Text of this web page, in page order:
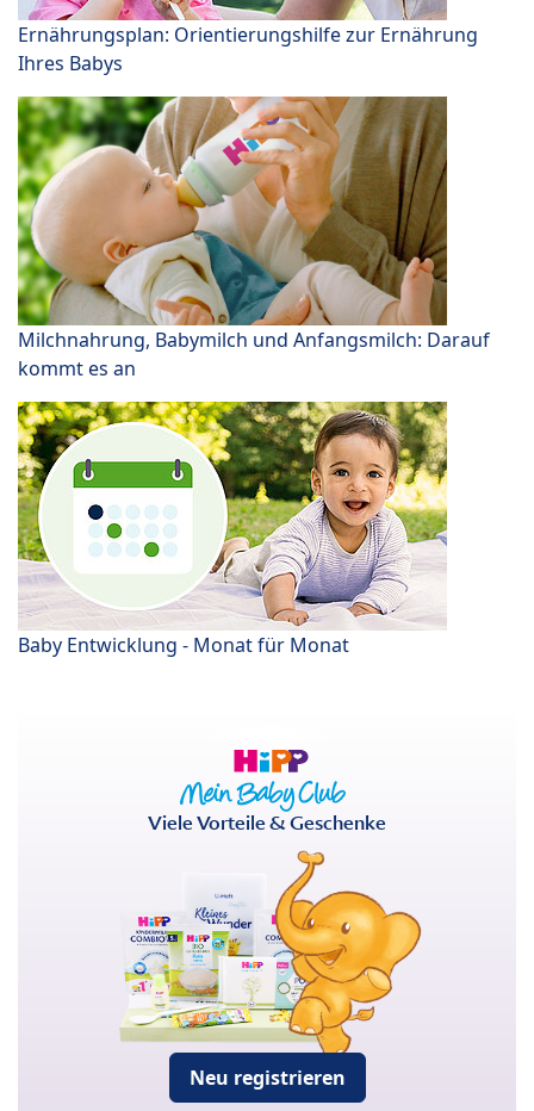
Ernährungsplan: Orientierungshilfe zur Ernährung
Ihres Babys
Milchnahrung, Babymilch und Anfangsmilch: Darauf
kommt es an
Baby Entwicklung - Monat für Monat
Viele Vorteile & Geschenke
Neu registrieren